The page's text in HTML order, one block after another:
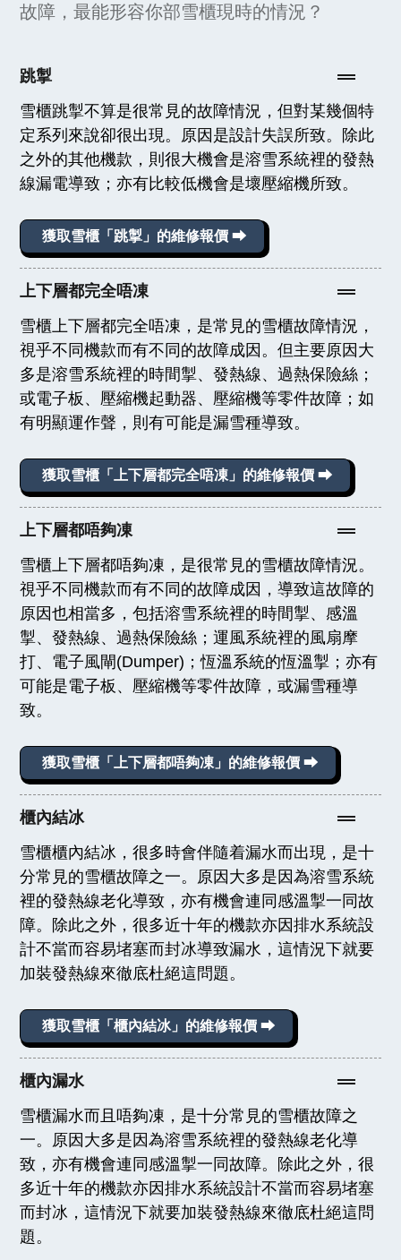
故障，最能形容你部雪櫃現時的情況？
跳掣
雪櫃跳掣不算是很常見的故障情況，但對某幾個特
定系列來說卻很出現。原因是設計失誤所致。除此
之外的其他機款，則很大機會是溶雪系統裡的發熱
線漏電導致；亦有比較低機會是壞壓縮機所致。
獲取雪櫃「跳掣」的維修報價 ⮕
上下層都完全唔凍
雪櫃上下層都完全唔凍，是常見的雪櫃故障情況，
視乎不同機款而有不同的故障成因。但主要原因大
多是溶雪系統裡的時間掣、發熱線、過熱保險絲；
或電子板、壓縮機起動器、壓縮機等零件故障；如
有明顯運作聲，則有可能是漏雪種導致。
獲取雪櫃「上下層都完全唔凍」的維修報價 ⮕
上下層都唔夠凍
雪櫃上下層都唔夠凍，是很常見的雪櫃故障情況。
視乎不同機款而有不同的故障成因，導致這故障的
原因也相當多，包括溶雪系統裡的時間掣、感溫
掣、發熱線、過熱保險絲；運風系統裡的風扇摩
打、電子風閘(Dumper)；恆溫系統的恆溫掣；亦有
可能是電子板、壓縮機等零件故障，或漏雪種導
致。
獲取雪櫃「上下層都唔夠凍」的維修報價 ⮕
櫃內結冰
雪櫃櫃內結冰，很多時會伴隨着漏水而出現，是十
分常見的雪櫃故障之一。原因大多是因為溶雪系統
裡的發熱線老化導致，亦有機會連同感溫掣一同故
障。除此之外，很多近十年的機款亦因排水系統設
計不當而容易堵塞而封冰導致漏水，這情況下就要
加裝發熱線來徹底杜絕這問題。
獲取雪櫃「櫃內結冰」的維修報價 ⮕
櫃內漏水
雪櫃漏水而且唔夠凍，是十分常見的雪櫃故障之
一。原因大多是因為溶雪系統裡的發熱線老化導
致，亦有機會連同感溫掣一同故障。除此之外，很
多近十年的機款亦因排水系統設計不當而容易堵塞
而封冰，這情況下就要加裝發熱線來徹底杜絕這問
題。